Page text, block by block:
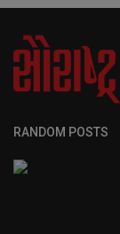
RANDOM POSTS